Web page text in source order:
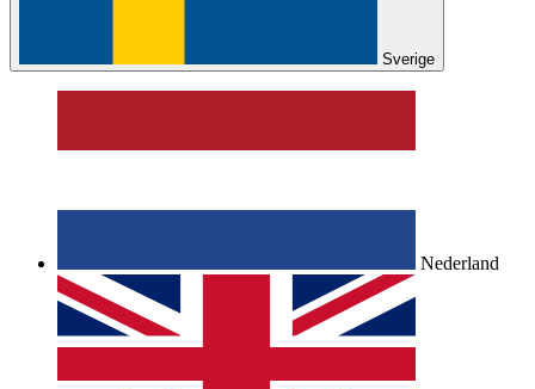
Sverige
Nederland